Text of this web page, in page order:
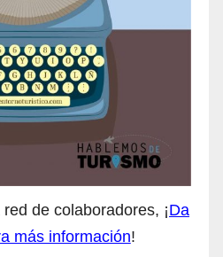
de colaboradores, ¡Da
más información!